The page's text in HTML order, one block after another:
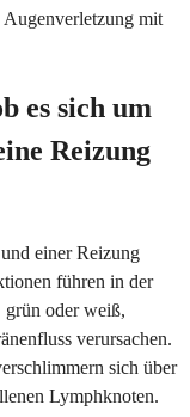
mit
es sich um
Reizung
einer Reizung
führen in der
oder weiß,
verursachen.
sich über
Lymphknoten.